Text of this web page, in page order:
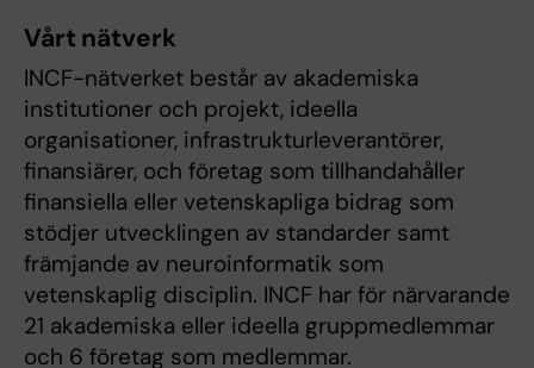
Vårt nätverk
INCF-nätverket består av akademiska
institutioner och projekt, ideella
organisationer, infrastrukturleverantörer,
finansiärer, och företag som tillhandahåller
finansiella eller vetenskapliga bidrag som
stödjer utvecklingen av standarder samt
främjande av neuroinformatik som
vetenskaplig disciplin. INCF har för närvarande
21 akademiska eller ideella gruppmedlemmar
och 6 företag som medlemmar.